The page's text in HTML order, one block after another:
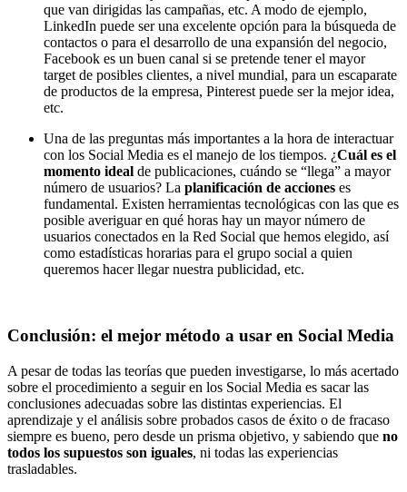
que van dirigidas las campañas, etc. A modo de ejemplo,
LinkedIn puede ser una excelente opción para la búsqueda de
contactos o para el desarrollo de una expansión del negocio,
Facebook es un buen canal si se pretende tener el mayor
target de posibles clientes, a nivel mundial, para un escaparate
de productos de la empresa, Pinterest puede ser la mejor idea,
etc.
Una de las preguntas más importantes a la hora de interactuar
con los Social Media es el manejo de los tiempos. ¿Cuál es el
momento ideal de publicaciones, cuándo se “llega” a mayor
número de usuarios? La planificación de acciones es
fundamental. Existen herramientas tecnológicas con las que es
posible averiguar en qué horas hay un mayor número de
usuarios conectados en la Red Social que hemos elegido, así
como estadísticas horarias para el grupo social a quien
queremos hacer llegar nuestra publicidad, etc.
Conclusión: el mejor método a usar en Social Media
A pesar de todas las teorías que pueden investigarse, lo más acertado
sobre el procedimiento a seguir en los Social Media es sacar las
conclusiones adecuadas sobre las distintas experiencias. El
aprendizaje y el análisis sobre probados casos de éxito o de fracaso
siempre es bueno, pero desde un prisma objetivo, y sabiendo que no
todos los supuestos son iguales, ni todas las experiencias
trasladables.